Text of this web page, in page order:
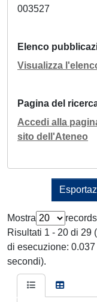
003527
Elenco
Visualizza
Pagina del
Accedi alla
sito dell'Ateneo
Mostra
records
Risultati 1 - 20 di 29
di esecuzione: 0.037
secondi).